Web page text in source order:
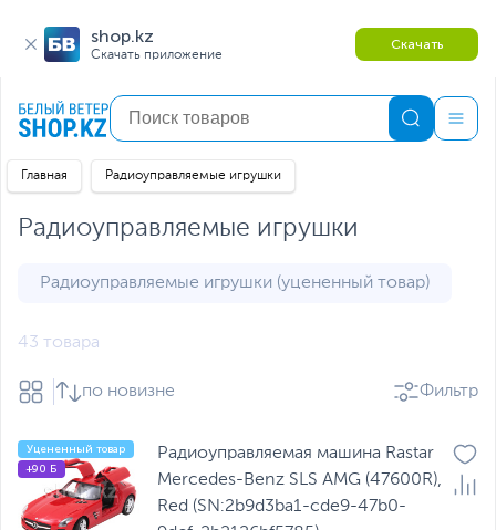
shop.kz
Скачать приложение
Скачать
Главная Радиоуправляемые игрушки
Радиоуправляемые игрушки
Радиоуправляемые игрушки (уцененный товар)
43 товара
по новизне Фильтр
Уцененный товар
+90 Б
Радиоуправляемая машина Rastar
Mercedes-Benz SLS AMG (47600R),
Red (SN:2b9d3ba1-cde9-47b0-